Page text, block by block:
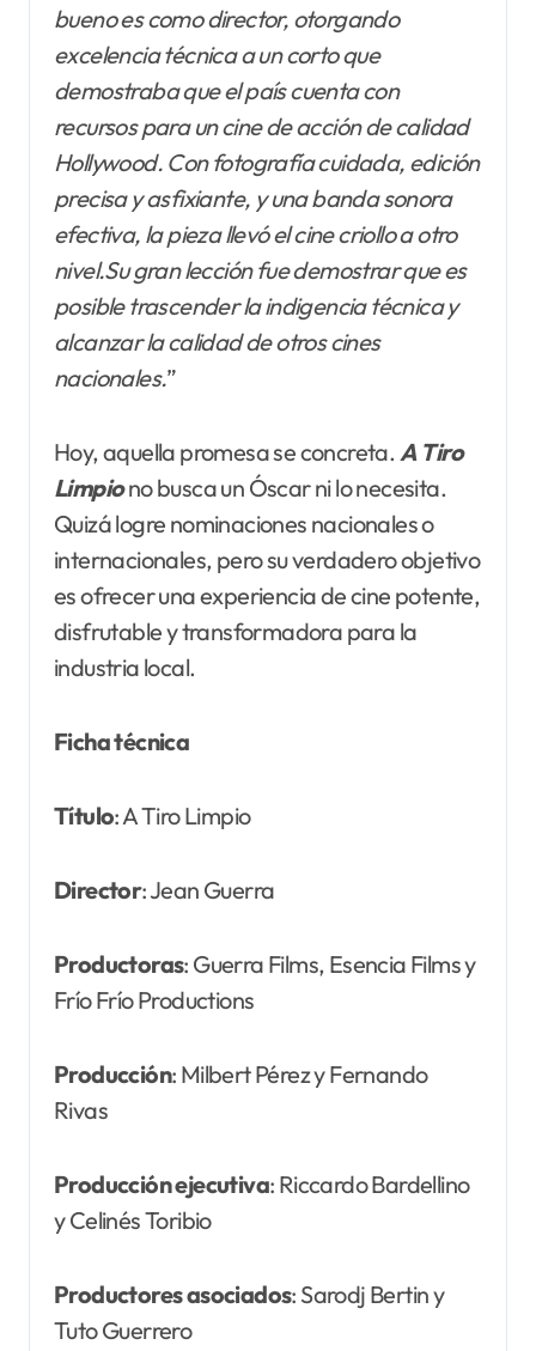
bueno es como director, otorgando
excelencia técnica a un corto que
demostraba que el país cuenta con
recursos para un cine de acción de calidad
Hollywood. Con fotografía cuidada, edición
precisa y asfixiante, y una banda sonora
efectiva, la pieza llevó el cinecriollo a otro
nivel.Su gran lección fue demostrar que es
posible trascender la indigencia técnica y
alcanzar la calidad de otros cines
nacionales.”
Hoy, aquella promesa se concreta. A Tiro
Limpiono busca un Óscar ni lo necesita.
Quizá logre nominaciones nacionales o
internacionales, pero su verdadero objetivo
es ofrecer una experiencia de cine potente,
disfrutable y transformadora para la
industria local.
Ficha técnica
Título: A Tiro Limpio
Director: Jean Guerra
Productoras: Guerra Films, Esencia Films y
Frío Frío Productions
Producción: Milbert Pérez y Fernando
Rivas
Producción ejecutiva: Riccardo Bardellino
y Celinés Toribio
Productores asociados: Sarodj Bertin y
Tuto Guerrero